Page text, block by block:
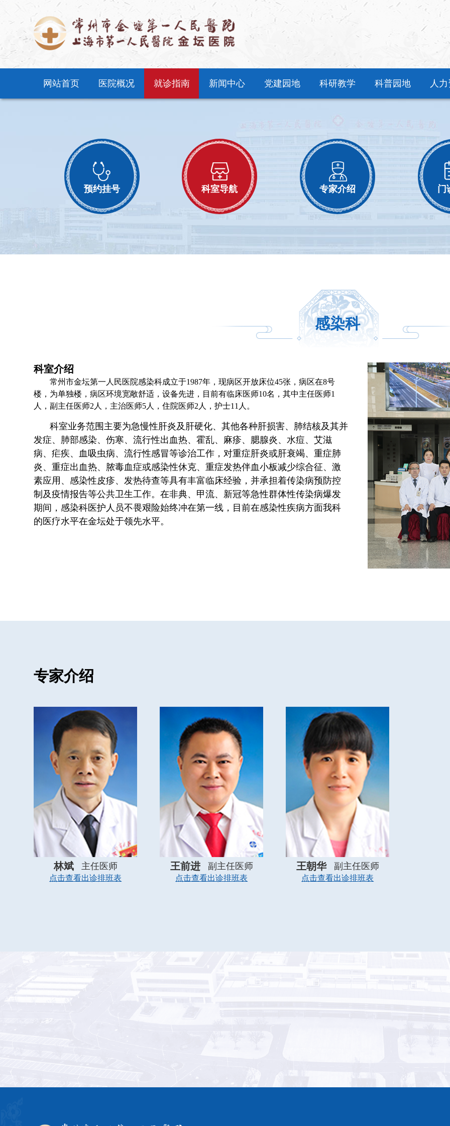
网站首页 医院概况 就诊指南 新闻中心 党建园地 科研教学 科普园地 人
预约挂号 科室导航 专家介绍 门
感染科
科室介绍
常州市金坛第一人民医院感染科成立于1987年，现病区开放床位45张，病区在8号
楼，为单独楼，病区环境宽敞舒适，设备先进，目前有临床医师10名，其中主任医师1
人，副主任医师2人，主治医师5人，住院医师2人，护士11人。
科室业务范围主要为急慢性肝炎及肝硬化、其他各种肝损害、肺结核及其并
发症、肺部感染、伤寒、流行性出血热、霍乱、麻疹、腮腺炎、水痘、艾滋
病、疟疾、血吸虫病、流行性感冒等诊治工作，对重症肝炎或肝衰竭、重症肺
炎、重症出血热、脓毒血症或感染性休克、重症发热伴血小板减少综合征、激
素应用、感染性皮疹、发热待查等具有丰富临床经验，并承担着传染病预防控
制及疫情报告等公共卫生工作。在非典、甲流、新冠等急性群体性传染病爆发
期间，感染科医护人员不畏艰险始终冲在第一线，目前在感染性疾病方面我科
的医疗水平在金坛处于领先水平。
专家介绍
林斌 主任医师
点击查看出诊排班表
王前进 副主任医师
点击查看出诊排班表
王朝华 副主任医师
点击查看出诊排班表